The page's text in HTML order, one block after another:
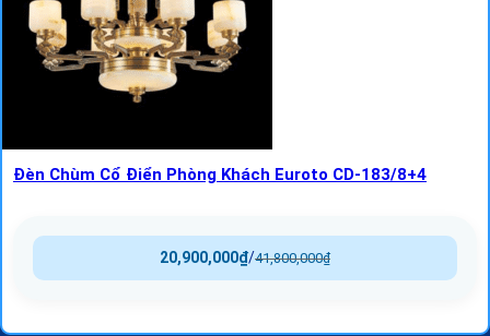
Đèn Chùm Cổ Điển Phòng Khách Euroto CD-183/8+4
41,800,000₫
/
20,900,000₫